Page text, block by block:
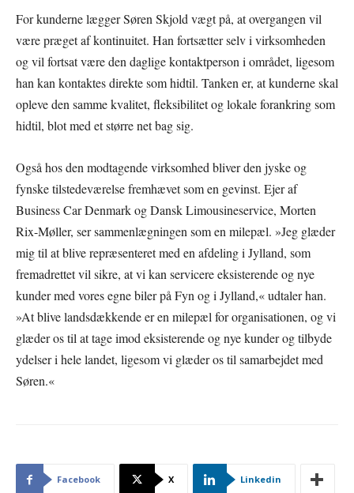
For kunderne lægger Søren Skjold vægt på, at overgangen vil
være præget af kontinuitet. Han fortsætter selv i virksomheden
og vil fortsat være den daglige kontaktperson i området, ligesom
han kan kontaktes direkte som hidtil. Tanken er, at kunderne skal
opleve den samme kvalitet, fleksibilitet og lokale forankring som
hidtil, blot med et større net bag sig.
Også hos den modtagende virksomhed bliver den jyske og
fynske tilstedeværelse fremhævet som en gevinst. Ejer af
Business Car Denmark og Dansk Limousineservice, Morten
Rix-Møller, ser sammenlægningen som en milepæl. »Jeg glæder
mig til at blive repræsenteret med en afdeling i Jylland, som
fremadrettet vil sikre, at vi kan servicere eksisterende og nye
kunder med vores egne biler på Fyn og i Jylland,« udtaler han.
»At blive landsdækkende er en milepæl for organisationen, og vi
glæder os til at tage imod eksisterende og nye kunder og tilbyde
ydelser i hele landet, ligesom vi glæder os til samarbejdet med
Søren.«
Facebook X Linkedin